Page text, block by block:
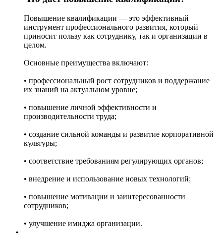
Повышение квалификации — это эффективный
инструмент профессионального развития, который
приносит пользу как сотруднику, так и организации в
целом.
Основные преимущества включают:
• профессиональный рост сотрудников и поддержание
их знаний на актуальном уровне;
• повышение личной эффективности и
производительности труда;
• создание сильной команды и развитие корпоративной
культуры;
• соответствие требованиям регулирующих органов;
• внедрение и использование новых технологий;
• повышение мотивации и заинтересованности
сотрудников;
• улучшение имиджа организации.